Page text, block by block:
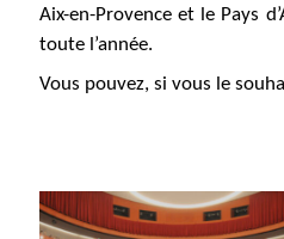
Aix-en-Provence et le Pays
toute l’année.
Vous pouvez, si vous le